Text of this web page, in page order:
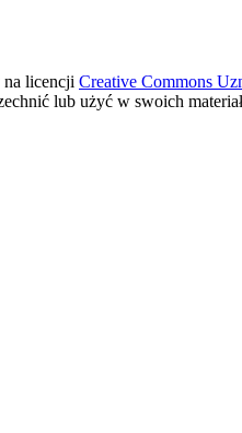
na licencji Creative Commons
lub użyć w swoich